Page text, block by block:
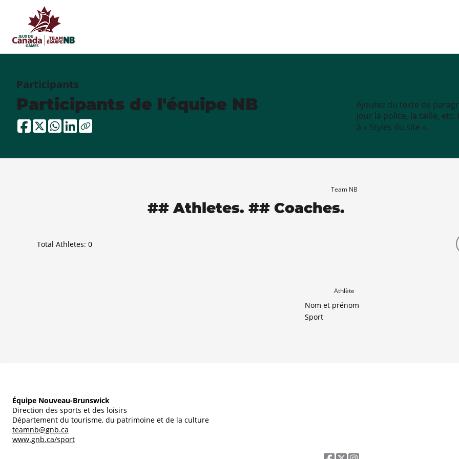
Participants
Participants de l'équipe NB
Ajoutez du texte de
jour la police, la taille,
à « Styles du site ».
Team NB
## Athletes. ## Coaches.
Total Athletes: 0
Athlète
Nom et prénom
Sport
Équipe Nouveau-Brunswick
Direction des sports et des loisirs
Département du tourisme, du patrimoine et de la culture
teamnb@gnb.ca
www.gnb.ca/sport